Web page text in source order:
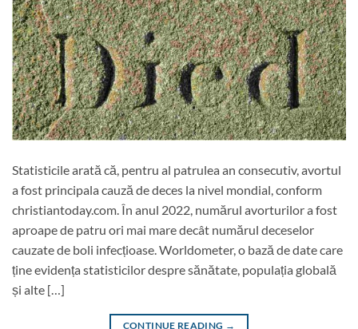
Statisticile arată că, pentru al patrulea an consecutiv, avortul
a fost principala cauză de deces la nivel mondial, conform
christiantoday.com. În anul 2022, numărul avorturilor a fost
aproape de patru ori mai mare decât numărul deceselor
cauzate de boli infecțioase. Worldometer, o bază de date care
ține evidența statisticilor despre sănătate, populația globală
și alte […]
CONTINUE READING →